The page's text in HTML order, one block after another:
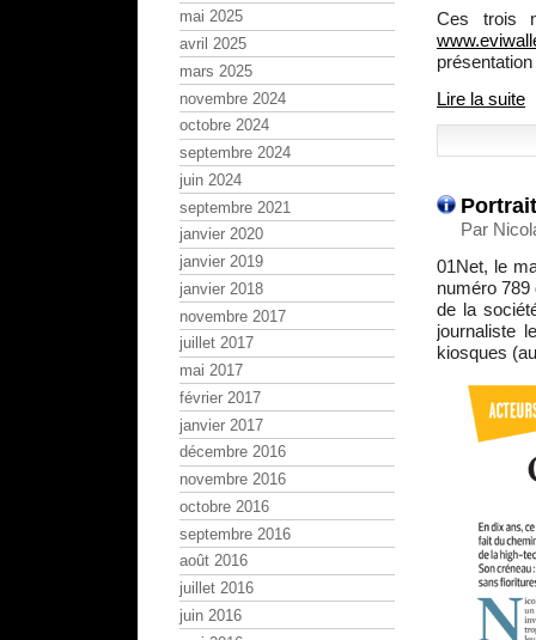
Ces trois
Lire la suite
Par
01Net, le
numéro
de la
journaliste
kiosques
mai 2025
avril 2025
mars 2025
novembre 2024
octobre 2024
septembre 2024
juin 2024
septembre 2021
janvier 2020
janvier 2019
janvier 2018
novembre 2017
juillet 2017
mai 2017
février 2017
janvier 2017
décembre 2016
novembre 2016
octobre 2016
septembre 2016
août 2016
juillet 2016
juin 2016